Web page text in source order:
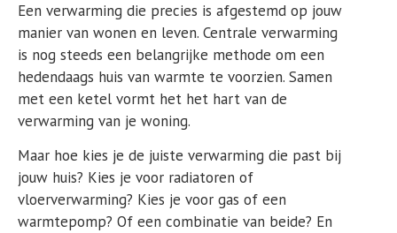
Een verwarming die precies is afgestemd op jouw
manier van wonen en leven. Centrale verwarming
is nog steeds een belangrijke methode om een
hedendaags huis van warmte te voorzien. Samen
met een ketel vormt het het hart van de
verwarming van je woning.
Maar hoe kies je de juiste verwarming die past bij
jouw huis? Kies je voor radiatoren of
vloerverwarming? Kies je voor gas of een
warmtepomp? Of een combinatie van beide? En